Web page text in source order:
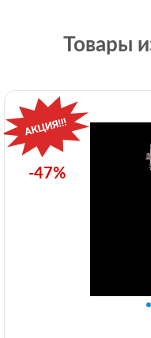
Товары
-47%